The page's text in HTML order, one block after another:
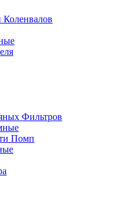
Коленвалов
Фильтров
Помп